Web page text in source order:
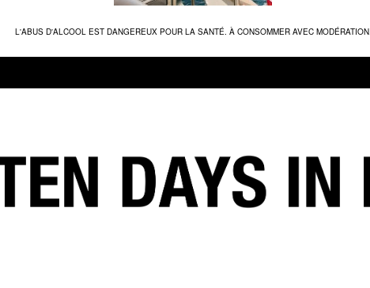
L'ABUS D'ALCOOL EST DANGEREUX POUR LA SANTÉ. À CONSOMMER AVEC